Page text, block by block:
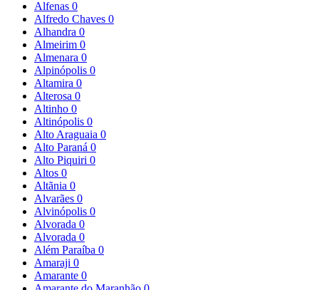
Alfenas 0
Alfredo Chaves 0
Alhandra 0
Almeirim 0
Almenara 0
Alpinópolis 0
Altamira 0
Alterosa 0
Altinho 0
Altinópolis 0
Alto Araguaia 0
Alto Paraná 0
Alto Piquiri 0
Altos 0
Altãnia 0
Alvarães 0
Alvinópolis 0
Alvorada 0
Alvorada 0
Além Paraíba 0
Amaraji 0
Amarante 0